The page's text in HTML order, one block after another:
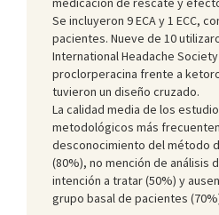
Se incluyeron 9 ECA y 1 ECC,
pacientes. Nueve de 10
International Headache
proclorperacina frente a
tuvieron un diseño cruzado.
La calidad media de los
metodológicos más
desconocimiento del método
(80%), no mención de análisis
intención a tratar (50%) y
grupo basal de pacientes